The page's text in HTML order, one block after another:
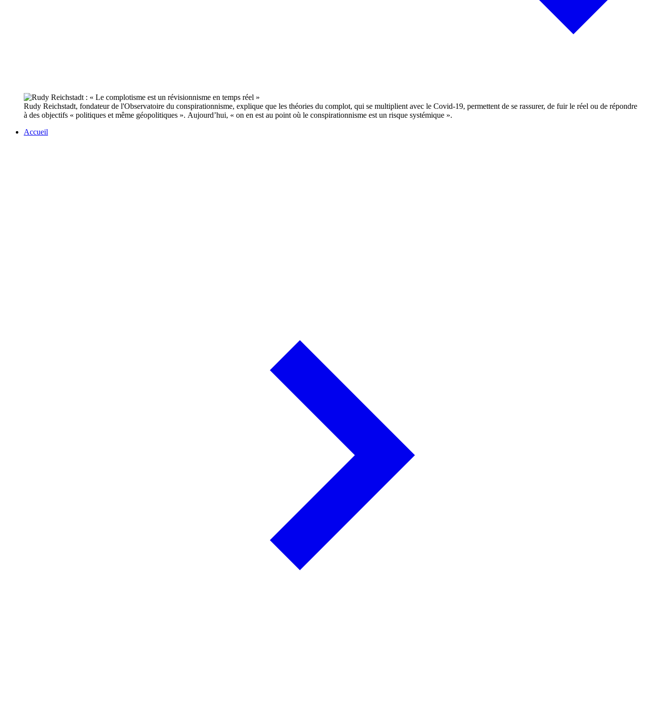
Rudy Reichstadt, fondateur de l'Observatoire du conspirationnisme, explique que les théories du complot, qui se multiplient avec le Covid-19, permettent de se rassurer, de fuir le réel ou de répondre
à des objectifs « politiques et même géopolitiques ». Aujourd’hui, « on en est au point où le conspirationnisme est un risque systémique ».
Accueil